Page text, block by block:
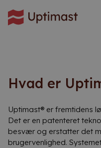
Hvad er
Uptimast® er fremtidens
Det er en patenteret
besvær og erstatter det
brugervenlighed.